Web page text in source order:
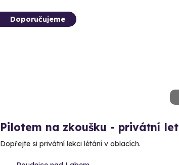
Doporučujeme
Pilotem na zkoušku - privátní let
Dopřejte si privátní lekci létání v oblacích.